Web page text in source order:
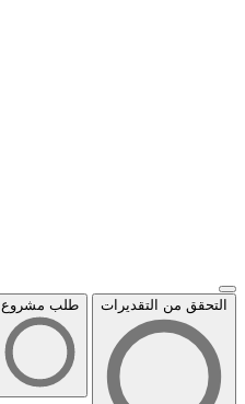
التحقق من التقديرات طلب مشروع